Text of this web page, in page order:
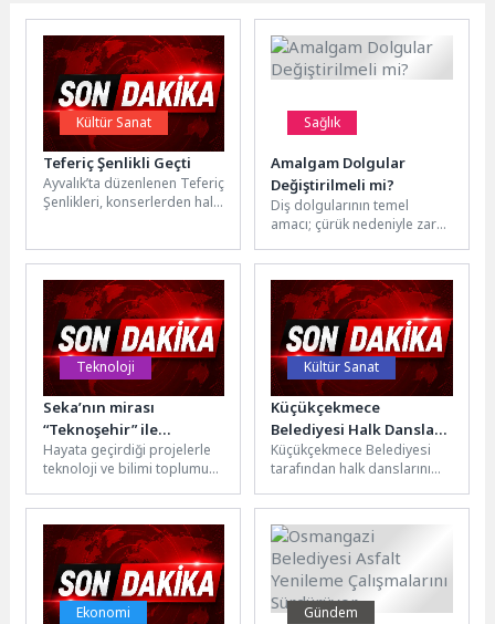
Kültür Sanat
Teferiç Şenlikli Geçti
Ayvalık’ta düzenlenen Teferiç
Şenlikleri, konserlerden halk
programıyla büyük...
Sağlık
Amalgam Dolgular
Değiştirilmeli mi?
Diş dolgularının temel
amacı; çürük nedeniyle zarar
onarmak, çiğneme
fonksiyonunu korumak ve...
Teknoloji
Seka’nın mirası
“Teknoşehir” ile
geleceğe taşınıyor
Hayata geçirdiği projelerle
teknoloji ve bilimi toplumun
Kocaeli Büyükşehir
Belediyesi, geleceğin bilim...
Kültür Sanat
Küçükçekmece
Belediyesi Halk Dansları
Topluluğu’nun Yılsonu
Gösterisi İzleyenleri
Büyüledi
Küçükçekmece Belediyesi
tarafından halk danslarını
amacıyla kurulan Halk
Dansları Topluluğu, yılsonu
gösterisinde...
Ekonomi Gündem